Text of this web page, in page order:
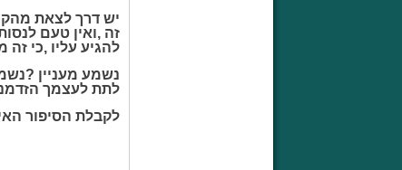
יש דרך לצאת
זה ,ואין טעם
להגיע עליו ,כי זה
נשמע מעניין ?
לתת לעצמך
לקבלת הסיפור